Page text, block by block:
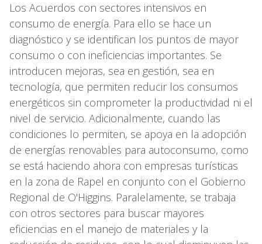
Los Acuerdos con sectores intensivos en
consumo de energía. Para ello se hace un
diagnóstico y se identifican los puntos de mayor
consumo o con ineficiencias importantes. Se
introducen mejoras, sea en gestión, sea en
tecnología, que permiten reducir los consumos
energéticos sin comprometer la productividad ni el
nivel de servicio. Adicionalmente, cuando las
condiciones lo permiten, se apoya en la adopción
de energías renovables para autoconsumo, como
se está haciendo ahora con empresas turísticas
en la zona de Rapel en conjunto con el Gobierno
Regional de O'Higgins. Paralelamente, se trabaja
con otros sectores para buscar mayores
eficiencias en el manejo de materiales y la